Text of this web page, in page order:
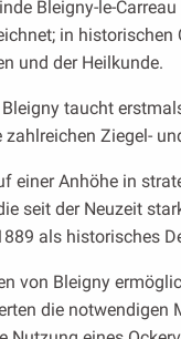
Bleigny-le-
in
und der Heilkunde.
taucht
Ziegel-
einer Anhöhe in
seit der Neuzeit
als historisches
von Bleigny
die